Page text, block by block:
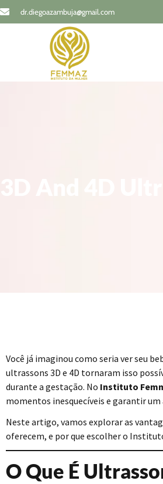
dr.diegoazambuja@gmail.com
3D And 4D
Você já imaginou como seria ver seu
ultrassons 3D e 4D tornaram isso
durante a gestação. No Instituto
momentos inesquecíveis e garantir
Neste artigo, vamos explorar as
oferecem, e por que escolher o
O Que É